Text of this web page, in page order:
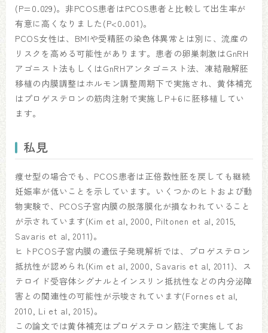
(P=0.029)。非PCOS患者はPCOS患者と比較して出生率が
有意に高くなりました(P<0.001)。
PCOS女性は、BMIや受精胚の染色体異常とは別に、流産の
リスクを高める可能性があります。患者の卵巣刺激はGnRH
アゴニスト法もしくはGnRHアンタゴニスト法、凍結融解胚
移植の内膜調整はホルモン調整周期下で実施され、黄体補充
はプロゲステロンの筋肉注射で実施しP+6に胚移植してい
ます。
私見
痩せ型の場合でも、PCOS患者は正倍数性胚を戻しても継続
妊娠率が低いことを示しています。いくつかのヒトおよび動
物実験で、PCOS子宮内膜の脱落膜化が損なわれていること
が示されています(Kim et al, 2000, Piltonen et al, 2015,
Savaris et al, 2011)。
ヒトPCOS子宮内膜の遺伝子発現解析では、プロゲステロン
抵抗性が認められ(Kim et al, 2000, Savaris et al, 2011)、ス
テロイド受容体シグナルとインスリン抵抗性などの内分泌障
害との関連性の可能性が示唆されています(Fornes et al,
2010, Li et al, 2015)。
この論文では黄体補充はプロゲステロン筋注で実施してお